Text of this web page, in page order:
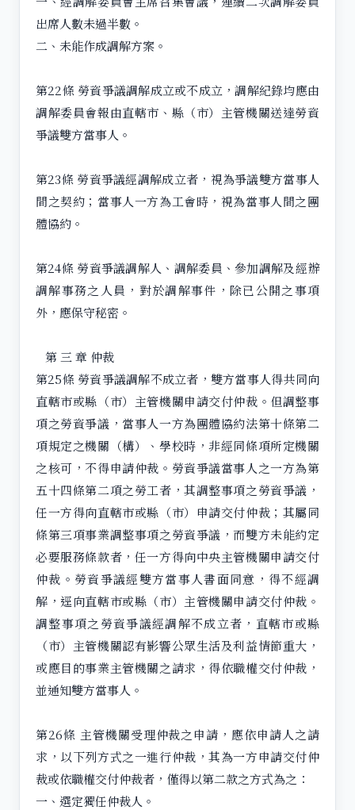
出席人數未過半數。
二、未能作成調解方案。
第22條 勞資爭議調解成立或不成立，調解紀錄均應由
調解委員會報由直轄市、縣（市）主管機關送達勞資
爭議雙方當事人。
第23條 勞資爭議經調解成立者，視為爭議雙方當事人
間之契約；當事人一方為工會時，視為當事人間之團
體協約。
第24條 勞資爭議調解人、調解委員、參加調解及經辦
調解事務之人員，對於調解事件，除已公開之事項
外，應保守秘密。
第 三 章 仲裁
第25條 勞資爭議調解不成立者，雙方當事人得共同向
直轄市或縣（市）主管機關申請交付仲裁。但調整事
項之勞資爭議，當事人一方為團體協約法第十條第二
項規定之機關（構）、學校時，非經同條項所定機關
之核可，不得申請仲裁。勞資爭議當事人之一方為第
五十四條第二項之勞工者，其調整事項之勞資爭議，
任一方得向直轄市或縣（市）申請交付仲裁；其屬同
條第三項事業調整事項之勞資爭議，而雙方未能約定
必要服務條款者，任一方得向中央主管機關申請交付
仲裁。勞資爭議經雙方當事人書面同意，得不經調
解，逕向直轄市或縣（市）主管機關申請交付仲裁。
調整事項之勞資爭議經調解不成立者，直轄市或縣
（市）主管機關認有影響公眾生活及利益情節重大，
或應目的事業主管機關之請求，得依職權交付仲裁，
並通知雙方當事人。
第26條 主管機關受理仲裁之申請，應依申請人之請
求，以下列方式之一進行仲裁，其為一方申請交付仲
裁或依職權交付仲裁者，僅得以第二款之方式為之：
一、選定獨任仲裁人。